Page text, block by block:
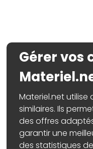
Gérer vos
Materiel.net
similaires. Ils
des offres
garantir une
des statistiques